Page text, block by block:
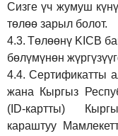
Сизге үч жумуш
төлөө зарыл болот.
4.3. Төлөөнү KICB
бөлүмүнөн
4.4.Сертификатты
жана Кыргыз
(ID-картты)
караштуу